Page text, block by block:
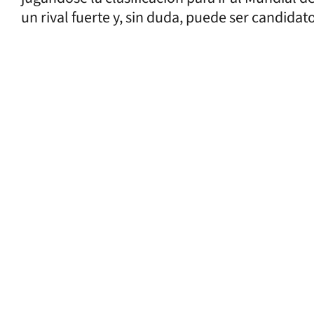
un rival fuerte y, sin duda, puede ser